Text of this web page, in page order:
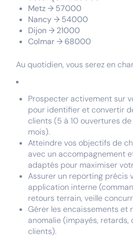
Metz → 57000
Nancy → 54000
Dijon → 21000
Colmar → 68000
Au quotidien, vous serez en
Prospecter activement sur
pour identifier et convertir
clients (5 à 10 ouvertures
mois).
Atteindre vos objectifs de
avec un accompagnement
adaptés pour maximiser
Assurer un reporting précis
application interne
retours terrain, veille
Gérer les encaissements et
anomalie (impayés, retards,
clients).